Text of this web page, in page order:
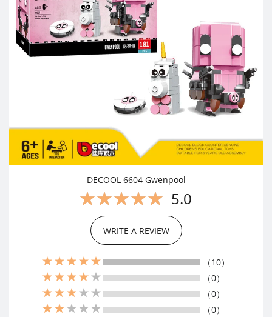
DECOOL 6604 Gwenpool
5.0
WRITE A REVIEW
（10）
（0）
（0）
（0）